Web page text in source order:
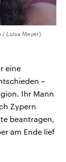
/ Luisa Meyer)
eine
–
Ihr Mann
Zypern
beantragen,
am Ende lief